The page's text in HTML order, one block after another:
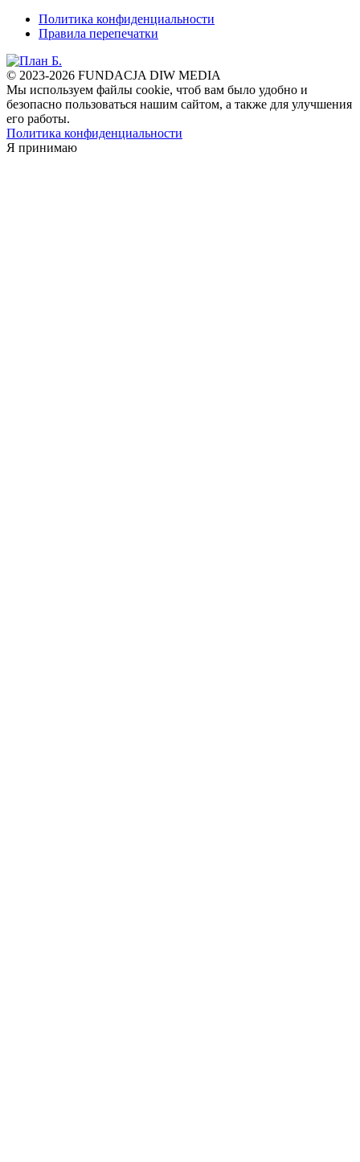
Политика конфиденциальности
Правила перепечатки
© 2023-2026 FUNDACJA DIW MEDIA
Мы используем файлы cookie, чтоб вам было удобно и
безопасно пользоваться нашим сайтом, а также для улучшения
его работы.
Политика конфиденциальности
Я принимаю